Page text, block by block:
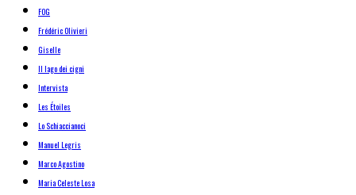
FOG
Frédéric Olivieri
Giselle
Il lago dei cigni
Intervista
Les Étoiles
Lo Schiaccianoci
Manuel Legris
Marco Agostino
Maria Celeste Losa